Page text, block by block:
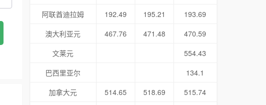
阿联酋迪拉姆
192.49 195.21
193.69
澳大利亚元
467.76 471.48
470.59
文莱元
554.43
巴西里亚尔
134.1
加拿大元
514.65 518.69
515.74